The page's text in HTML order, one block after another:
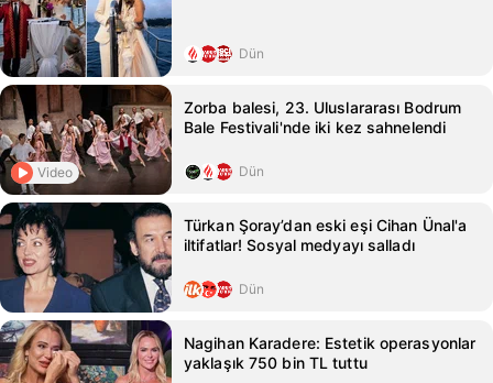
Dün
Video
Zorba balesi, 23. Uluslararası Bodrum
Bale Festivali'nde iki kez sahnelendi
Dün
Türkan Şoray’dan eski eşi Cihan Ünal'a
iltifatlar! Sosyal medyayı salladı
Dün
Nagihan Karadere: Estetik operasyonlar
yaklaşık 750 bin TL tuttu